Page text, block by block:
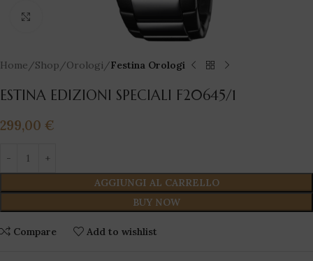
Home Shop Orologi Festina Orologi
ESTINA EDIZIONI SPECIALI F20645/1
299,00 €
AGGIUNGI AL CARRELLO
BUY NOW
Compare Add to wishlist